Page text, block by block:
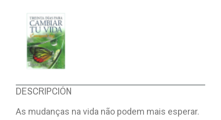
DESCRIPCIÓN
As mudanças na vida não podem mais esperar.